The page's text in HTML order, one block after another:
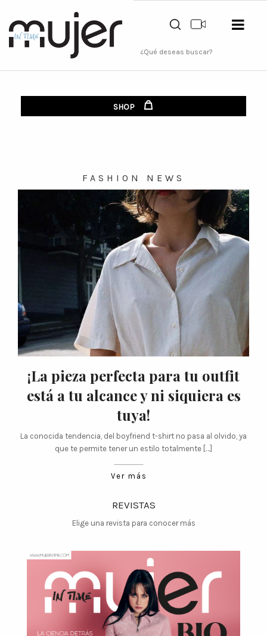
SHOP
FASHION NEWS
¡La pieza perfecta para tu outfit
está a tu alcance y ni siquiera es
tuya!
La conocida tendencia, del boyfriend t-shirt no pasa al olvido, ya
que te permite tener un estilo totalmente […]
Ver más
REVISTAS
Elige una revista para conocer más